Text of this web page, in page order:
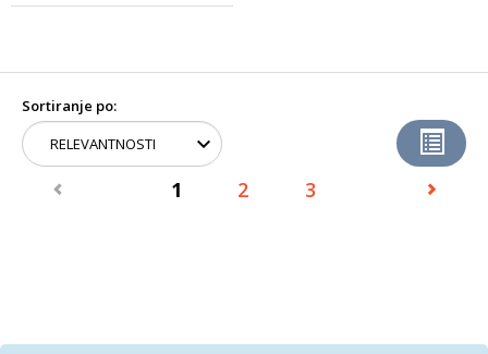
Sortiranje po:
1 2 3